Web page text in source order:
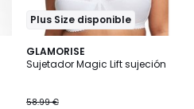
Plus Size disponible
GLAMORISE
Sujetador Magic Lift sujeción
58.99 €
4,4
/ 5